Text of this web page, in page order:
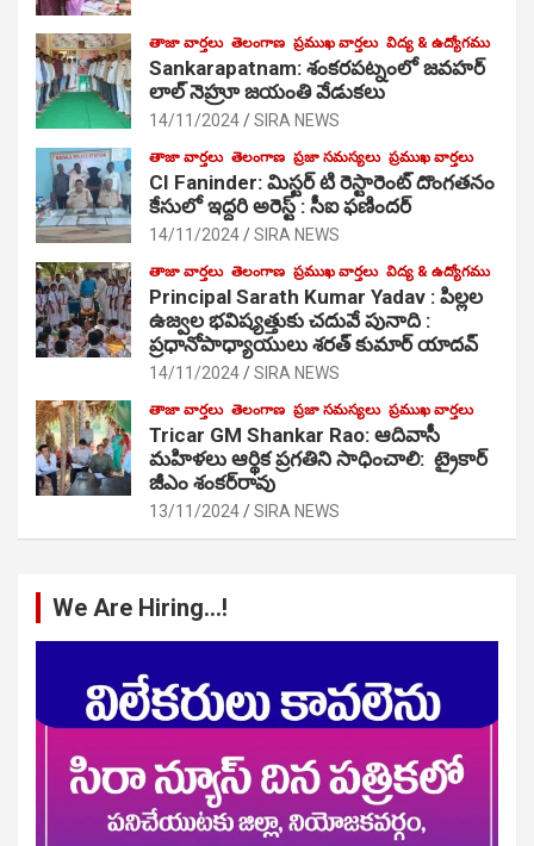
తాజా వార్తలు తెలంగాణ ప్రముఖ వార్తలు విద్య & ఉద్యోగము
Sankarapatnam: శంకరపట్నంలో జవహర్
లాల్ నెహ్రూ జయంతి వేడుకలు
14/11/2024 SIRA NEWS
తాజా వార్తలు తెలంగాణ ప్రజా సమస్యలు ప్రముఖ వార్తలు
CI Faninder: మిస్టర్ టి రెస్టారెంట్ దొంగతనం
కేసులో ఇద్దరి అరెస్ట్ : సీఐ ఫణిందర్
14/11/2024 SIRA NEWS
తాజా వార్తలు తెలంగాణ ప్రముఖ వార్తలు విద్య & ఉద్యోగము
Principal Sarath Kumar Yadav : పిల్లల
ఉజ్వల భవిష్యత్తుకు చదువే పునాది :
ప్రధానోపాధ్యాయులు శరత్ కుమార్ యాదవ్
14/11/2024 SIRA NEWS
తాజా వార్తలు తెలంగాణ ప్రజా సమస్యలు ప్రముఖ వార్తలు
Tricar GM Shankar Rao: ఆదివాసీ
మహిళలు ఆర్థిక ప్రగతిని సాధించాలి: ట్రైకార్
జీఎం శంకర్‌రావు
13/11/2024 SIRA NEWS
We Are Hiring…!